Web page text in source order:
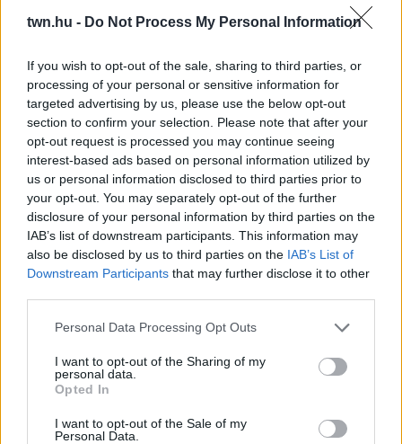
twn.hu - Do Not Process My Personal Information
If you wish to opt-out of the sale, sharing to third parties, or
processing of your personal or sensitive information for
targeted advertising by us, please use the below opt-out
section to confirm your selection. Please note that after your
opt-out request is processed you may continue seeing
interest-based ads based on personal information utilized by
us or personal information disclosed to third parties prior to
your opt-out. You may separately opt-out of the further
disclosure of your personal information by third parties on the
IAB’s list of downstream participants. This information may
also be disclosed by us to third parties on the IAB’s List of
Downstream Participants that may further disclose it to other
Please note that this website/app uses one or more Google
not limited to your visit or usage behaviour. You may click to
grant or deny consent to Google and its third-party tags to
use your data for below specified purposes in below Google
consent section.
Personal Data Processing Opt Outs
I want to opt-out of the Sharing of my
personal data.
Opted In
I want to opt-out of the Sale of my
Personal Data.
08. 02.
SOKAN ROSSZUL TÁROLJÁK A GYÓGYSZEREIKET –
EMIATT CSÖKKENHET A HATÁSUK
08. 01.
EGYRE TÖBB FIATALNÁL JELENTKEZIK EZ A
VITAMINHIÁNY – ILYEN JELEKRE FIGYELJ
Erre figyelj!
07. 31.
NEM A CITROMSAV, AZ ECET VAGY A
SZÓDABIKARBÓNA A LEGERŐSEBB: EZT HASZNÁLJÁK A
SZÁLLODÁKBAN A VÍZKŐ ELLEN
Ez a szer tényleg eltünteti a vízkövet
07. 31.
HAGYD A SÓT: EGY CSIPET EBBŐL A FŐZŐVÍZBE,
ÉS SOKKAL FINOMABB LESZ A FŐTT KRUMPLI
Titkos hozzávaló
24 ÓRA TOVÁBBI HÍREI
24 óra